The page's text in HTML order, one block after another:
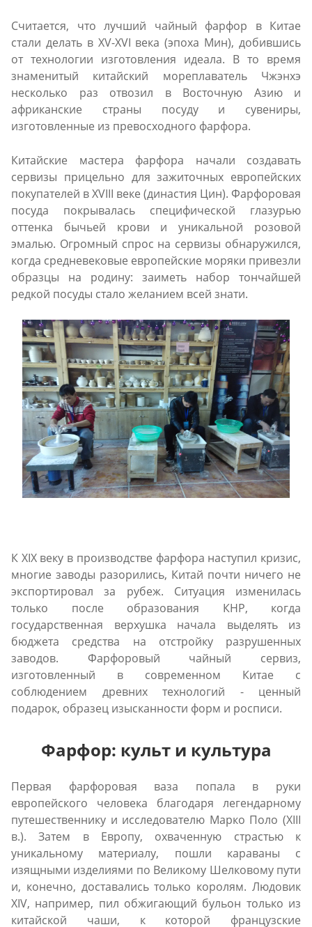
Считается, что лучший чайный фарфор в Китае
стали делать в XV-XVI века (эпоха Мин), добившись
от технологии изготовления идеала. В то время
знаменитый китайский мореплаватель Чжэнхэ
несколько раз отвозил в Восточную Азию и
африканские страны посуду и сувениры,
изготовленные из превосходного фарфора.
Китайские мастера фарфора начали создавать
сервизы прицельно для зажиточных европейских
покупателей в XVIII веке (династия Цин). Фарфоровая
посуда покрывалась специфической глазурью
оттенка бычьей крови и уникальной розовой
эмалью. Огромный спрос на сервизы обнаружился,
когда средневековые европейские моряки привезли
образцы на родину: заиметь набор тончайшей
редкой посуды стало желанием всей знати.
К XIX веку в производстве фарфора наступил кризис,
многие заводы разорились, Китай почти ничего не
экспортировал за рубеж. Ситуация изменилась
только после образования КНР, когда
государственная верхушка начала выделять из
бюджета средства на отстройку разрушенных
заводов. Фарфоровый чайный сервиз,
изготовленный в современном Китае с
соблюдением древних технологий - ценный
подарок, образец изысканности форм и росписи.
Фарфор: культ и культура
Первая фарфоровая ваза попала в руки
европейского человека благодаря легендарному
путешественнику и исследователю Марко Поло (XIII
в.). Затем в Европу, охваченную страстью к
уникальному материалу, пошли караваны с
изящными изделиями по Великому Шелковому пути
и, конечно, доставались только королям. Людовик
XIV, например, пил обжигающий бульон только из
китайской чаши, к которой французские